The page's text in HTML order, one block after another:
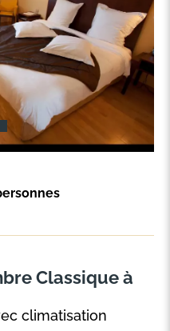
Classique à
climatisation